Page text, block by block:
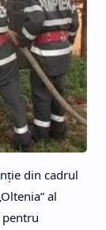
din cadrul
al